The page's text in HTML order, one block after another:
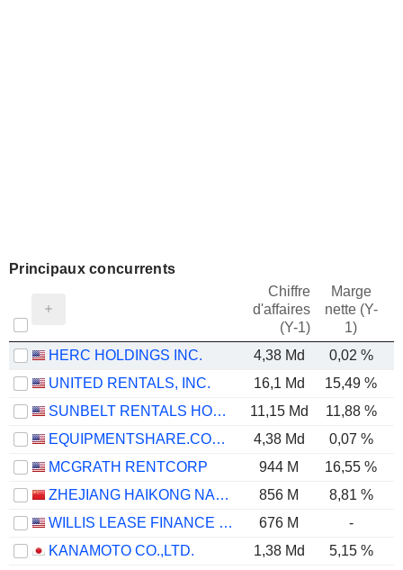
Principaux concurrents
Chiffre
d'affaires
(Y-1)
Marge
nette (Y-
1)
HERC HOLDINGS INC. 4,38 Md 0,02 %
UNITED RENTALS, INC.
16,1 Md 15,49 %
SUNBELT RENTALS HOLDINGS, INC.
11,15 Md 11,88 %
EQUIPMENTSHARE.COM INC.
4,38 Md 0,07 %
MCGRATH RENTCORP
944 M 16,55 %
ZHEJIANG HAIKONG NANKE HUATIE DIGITAL INTELLIGENCE AND TECHNOLOGY CO., LTD.
856 M 8,81 %
WILLIS LEASE FINANCE CORPORATION
676 M -
KANAMOTO CO.,LTD.
1,38 Md 5,15 %